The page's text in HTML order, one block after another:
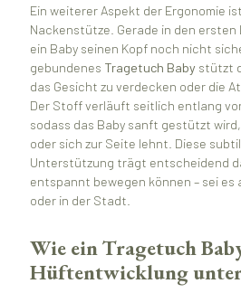
Ein weiterer Aspekt der Ergonomie
Nackenstütze. Gerade in den
ein Baby seinen Kopf noch nicht
gebundenes Tragetuch Baby stützt
das Gesicht zu verdecken oder die
Der Stoff verläuft seitlich entlang
sodass das Baby sanft gestützt
oder sich zur Seite lehnt. Diese
Unterstützung trägt entscheidend
entspannt bewegen können – sei es
oder in der Stadt.
Wie ein Tragetuch
Hüftentwicklung